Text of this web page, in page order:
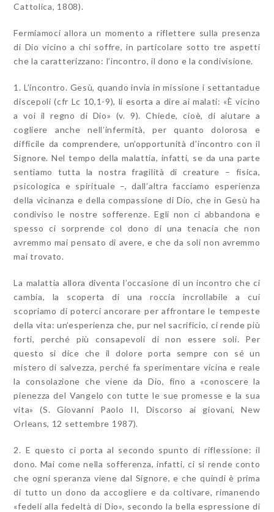
Cattolica, 1808).
Fermiamoci allora un momento a riflettere sulla presenza
di Dio vicino a chi soffre, in particolare sotto tre aspetti
che la caratterizzano: l’incontro, ildono e lacondivisione.
1. L’incontro. Gesù, quando invia in missione i settantadue
discepoli (cfr Lc 10,1-9), li esorta a dire ai malati: «È vicino
a voi il regno di Dio» (v. 9). Chiede, cioè, di aiutare a
cogliere anche nell’infermità, per quanto dolorosa e
difficile da comprendere, un’opportunità d’incontro con il
Signore. Nel tempo della malattia, infatti, se da una parte
sentiamo tutta la nostra fragilità di creature – fisica,
psicologica e spirituale –, dall’altra facciamo esperienza
della vicinanza e della compassione di Dio, che in Gesù ha
condiviso le nostre sofferenze. Egli non ci abbandona e
spesso ci sorprende col dono di una tenacia che non
avremmo mai pensato di avere, e che da soli non avremmo
mai trovato.
La malattia allora diventa l’occasione di un incontro che ci
cambia, la scoperta di una roccia incrollabile a cui
scopriamo di poterci ancorare per affrontare le tempeste
della vita: un’esperienza che, pur nel sacrificio, ci rende più
forti, perché più consapevoli di non essere soli. Per
questo si dice che il dolore porta sempre con sé un
mistero di salvezza, perché fa sperimentare vicina e reale
la consolazione che viene da Dio, fino a «conoscere la
pienezza del Vangelo con tutte le sue promesse e la sua
vita» (S. Giovanni Paolo II, Discorso ai giovani, New
Orleans, 12 settembre 1987).
2. E questo ci porta al secondo spunto di riflessione: il
dono. Mai come nella sofferenza, infatti, ci si rende conto
che ogni speranza viene dal Signore, e che quindi è prima
di tutto un dono da accogliere e da coltivare, rimanendo
«fedeli alla fedeltà di Dio», secondo la bella espressione di